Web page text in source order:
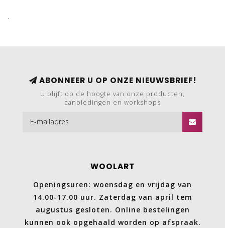
.
ABONNEER U OP ONZE NIEUWSBRIEF!
U blijft op de hoogte van onze producten,
aanbiedingen en workshops
WOOLART
Openingsuren: woensdag en vrijdag van
14.00-17.00 uur. Zaterdag van april tem
augustus gesloten. Online bestelingen
kunnen ook opgehaald worden op afspraak.